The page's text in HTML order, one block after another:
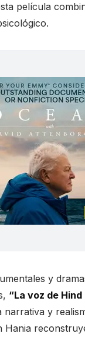
película
y
“La voz de Hind
y
Hania